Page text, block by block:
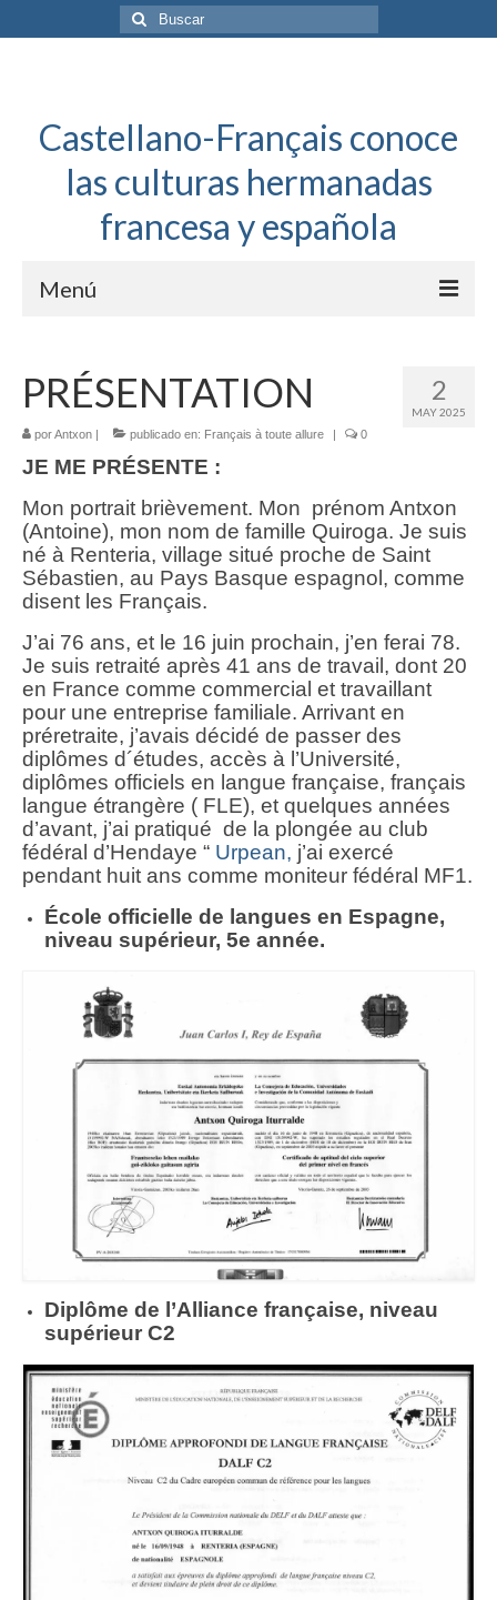
Buscar
por:
Castellano-Français conoce
las culturas hermanadas
francesa y española
Menú
Français: Dossier Général
Français à toute allure
Literatura española
Zarzuela
UNED
De actualidad
Euskaldunak gara
Las sevillanas y yo
Viaje
MI POESIA
2
MAY 2025
PRÉSENTATION
porAntxon | publicado en: Français à toute allure | 0
JE ME PRÉSENTE :
Mon portrait brièvement. Mon prénom Antxon
(Antoine), mon nom de famille Quiroga. Je suis
né à Renteria, village situé proche de Saint
Sébastien, au Pays Basque espagnol, comme
disent les Français.
J’ai 76 ans, et le 16 juin prochain, j’en ferai 78.
Je suis retraité après 41 ans de travail, dont 20
en France comme commercial et travaillant
pour une entreprise familiale. Arrivant en
préretraite, j’avais décidé de passer des
diplômes d´études, accès à l’Université,
diplômes officiels en langue française, français
langue étrangère ( FLE), et quelques années
d’avant, j’ai pratiqué de la plongée au club
fédéral d’Hendaye “ Urpean, j’ai exercé
pendant huit ans comme moniteur fédéral MF1.
École officielle de langues en Espagne,
niveau supérieur, 5e année.
Diplôme de l’Alliance française, niveau
supérieur C2